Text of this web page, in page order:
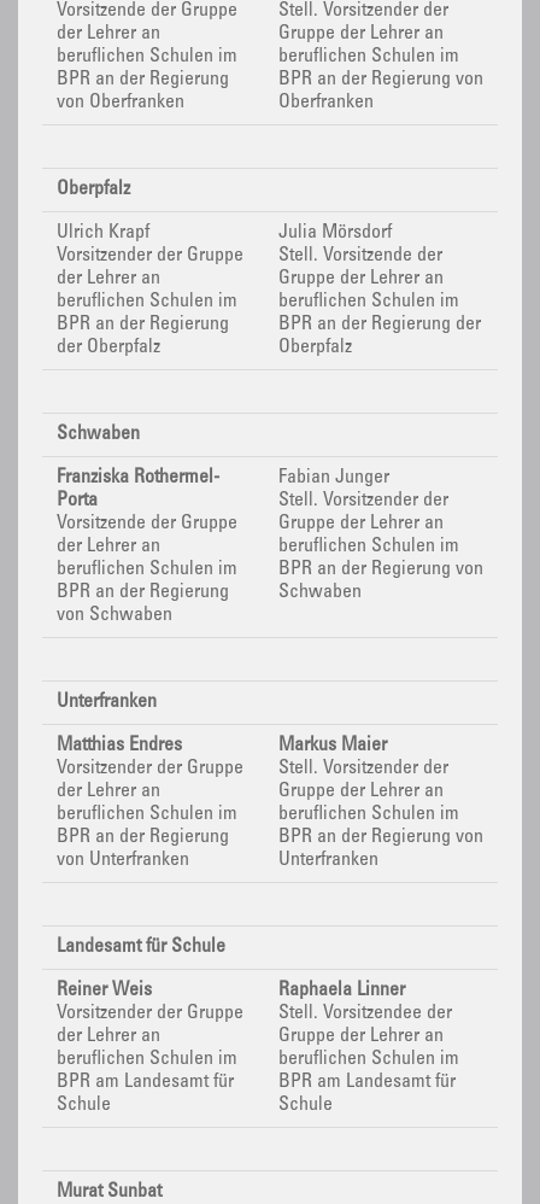
Vorsitzende der Gruppe
der Lehrer an
beruflichen Schulen im
BPR an der Regierung
von Oberfranken
Stell. Vorsitzender der
Gruppe der Lehrer an
beruflichen Schulen im
BPR an der Regierung von
Oberfranken
Oberpfalz
Ulrich Krapf
Vorsitzender der Gruppe
der Lehrer an
beruflichen Schulen im
BPR an der Regierung
der Oberpfalz
Julia Mörsdorf
Stell. Vorsitzende der
Gruppe der Lehrer an
beruflichen Schulen im
BPR an der Regierung der
Oberpfalz
Schwaben
Franziska Rothermel-
Porta
Vorsitzende der Gruppe
der Lehrer an
beruflichen Schulen im
BPR an der Regierung
von Schwaben
Fabian Junger
Stell. Vorsitzender der
Gruppe der Lehrer an
beruflichen Schulen im
BPR an der Regierung von
Schwaben
Unterfranken
Matthias Endres
Vorsitzender der Gruppe
der Lehrer an
beruflichen Schulen im
BPR an der Regierung
von Unterfranken
Markus Maier
Stell. Vorsitzender der
Gruppe der Lehrer an
beruflichen Schulen im
BPR an der Regierung von
Unterfranken
Landesamt für Schule
Reiner Weis
Vorsitzender der Gruppe
der Lehrer an
beruflichen Schulen im
BPR am Landesamt für
Schule
Raphaela Linner
Stell. Vorsitzendee der
Gruppe der Lehrer an
beruflichen Schulen im
BPR am Landesamt für
Schule
Murat Sunbat